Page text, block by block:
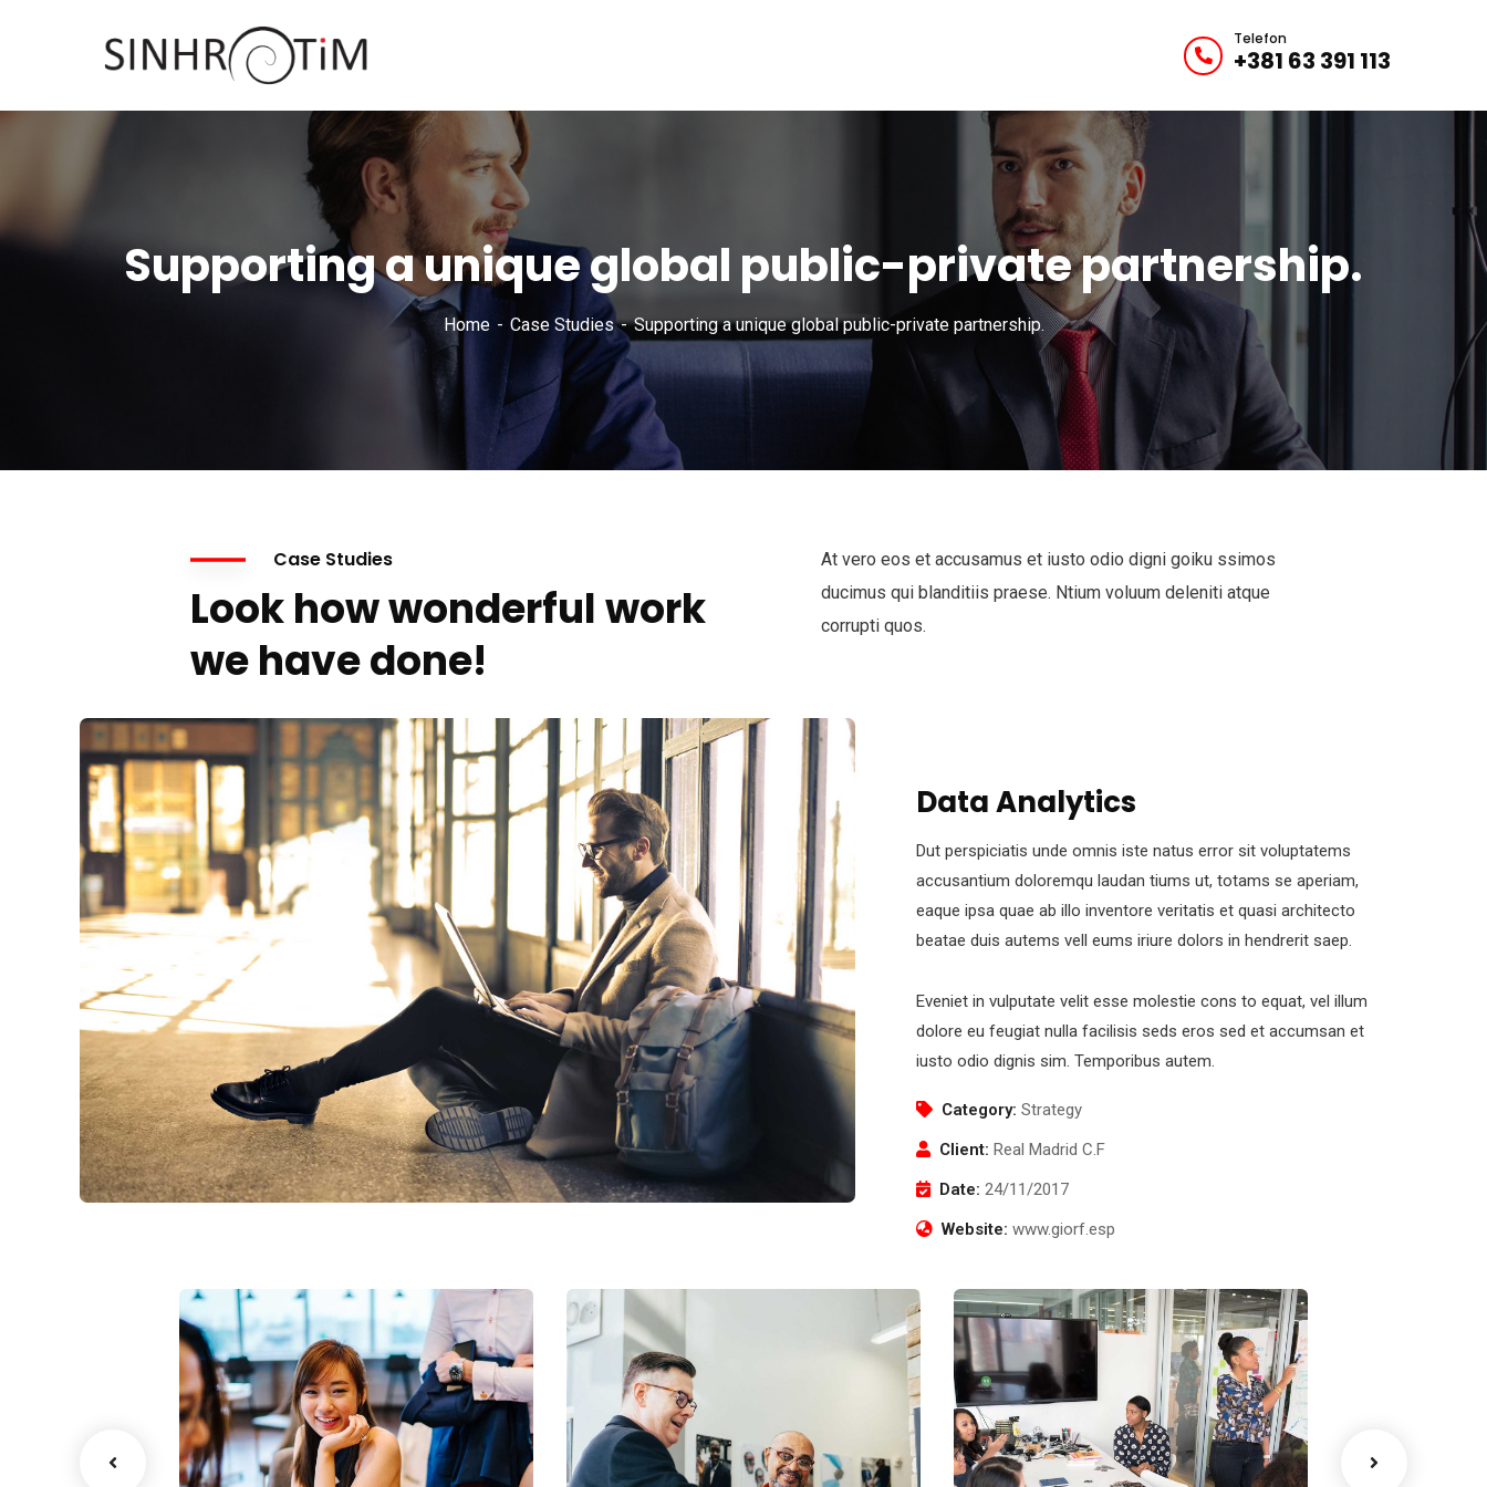
Telefon
+381 63 391 113
Supporting a unique global public-private partnership.
Home Case Studies Supporting a unique global public-private partnership.
Case Studies
Look how wonderful work
we have done!
At vero eos et accusamus et iusto odio digni goiku ssimos
ducimus qui blanditiis praese. Ntium voluum deleniti atque
corrupti quos.
Data Analytics
Dut perspiciatis unde omnis iste natus error sit voluptatems
accusantium doloremqu laudan tiums ut, totams se aperiam,
eaque ipsa quae ab illo inventore veritatis et quasi architecto
beatae duis autems vell eums iriure dolors in hendrerit saep.
Eveniet in vulputate velit esse molestie cons to equat, vel illum
dolore eu feugiat nulla facilisis seds eros sed et accumsan et
iusto odio dignis sim. Temporibus autem.
Category: Strategy
Client: Real Madrid C.F
Date: 24/11/2017
Website: www.giorf.esp